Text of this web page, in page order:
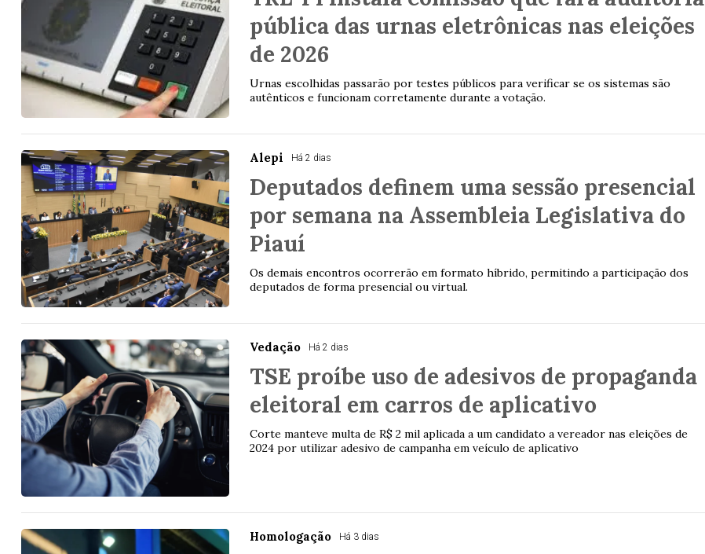
pública das urnas eletrônicas nas eleições
de 2026
Urnas escolhidas passarão por testes públicos para verificar se os sistemas são
autênticos e funcionam corretamente durante a votação.
Alepi Há 2 dias
Deputados definem uma sessão presencial
por semana na Assembleia Legislativa do
Piauí
Os demais encontros ocorrerão em formato híbrido, permitindo a participação dos
deputados de forma presencial ou virtual.
Vedação Há 2 dias
TSE proíbe uso de adesivos de propaganda
eleitoral em carros de aplicativo
Corte manteve multa de R$ 2 mil aplicada a um candidato a vereador nas eleições de
2024 por utilizar adesivo de campanha em veículo de aplicativo
Homologação Há 3 dias